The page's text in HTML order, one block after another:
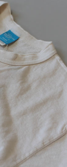
縮んでいる状態
目が緩み、身体
りのお色やサイ
ください。ま
がみや擦れ、縫
品の特徴です。
さい。